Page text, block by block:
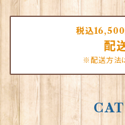
税込16,500
配
※配送方法